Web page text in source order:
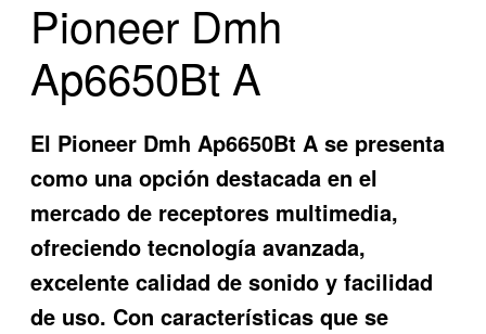
Pioneer Dmh
Ap6650Bt A
El Pioneer Dmh Ap6650Bt A se presenta
como una opción destacada en el
mercado de receptores multimedia,
ofreciendo tecnología avanzada,
excelente calidad de sonido y facilidad
de uso. Con características que se